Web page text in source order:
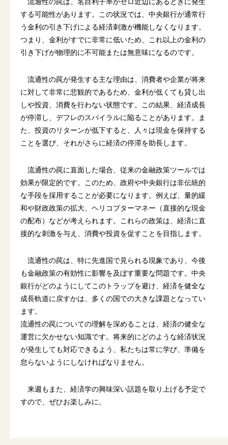
する可能性があります。この状況では、中央銀行が通常行
う金利の引き下げによる経済刺激が機能しなくなります。
つまり、金利がすでに非常に低いため、これ以上の金利の
引き下げが物理的に不可能または無意味になるのです。
流通性の罠が発生する主な理由は、消費者や企業が将来
に対して非常に悲観的であるため、金利が低くても貸し出
しや投資、消費を行わない状態です。この結果、経済成長
が停滞し、デフレのスパイラルに陥ることがあります。ま
た、投資のリターンが低下すると、人々は現金を保持する
ことを選び、それがさらに経済の停滞を助長します。
流通性の罠に直面した場合、従来の金融政策ツールでは
効果が限定的です。このため、政府や中央銀行は非伝統的
な手段を採用することが必要になります。例えば、量的緩
和や財政政策の拡大、ヘリコプターマネー（直接的な現金
の配布）などが考えられます。これらの政策は、経済に直
接的な刺激を与え、消費や投資を促すことを目指します。
流通性の罠は、特に先進国で見られる現象であり、今後
も金融政策の有効性に影響を及ぼす重要な問題です。中央
銀行がどのようにしてこのトラップを避け、経済を健全な
成長軌道に戻すかは、多くの国での大きな課題となってい
ます。
流通性の罠についての理解を深めることは、経済の健全な
運営に欠かせない知識です。将来的にどのような経済状況
が発生しても対応できるよう、私たちは常に学び、準備を
怠らないようにしなければなりません。
来週もまた、経済学の興味深い話題を取り上げる予定で
すので、ぜひお楽しみに。